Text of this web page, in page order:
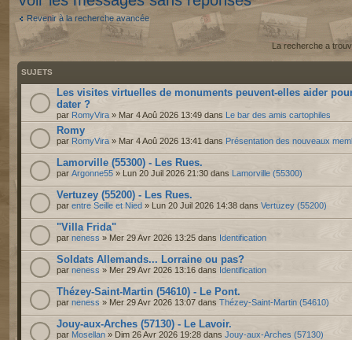
Revenir à la recherche avancée
La recherche a
SUJETS
Les visites virtuelles de monuments peuvent-elles aider
dater ?
par RomyVira » Mar 4 Aoû 2026 13:49 dans Le bar des amis cartophiles
Romy
par RomyVira » Mar 4 Aoû 2026 13:41 dans Présentation des nouveaux
Lamorville (55300) - Les Rues.
par Argonne55 » Lun 20 Juil 2026 21:30 dans Lamorville (55300)
Vertuzey (55200) - Les Rues.
par entre Seille et Nied » Lun 20 Juil 2026 14:38 dans Vertuzey (55200)
"Villa Frida"
par neness » Mer 29 Avr 2026 13:25 dans Identification
Soldats Allemands... Lorraine ou pas?
par neness » Mer 29 Avr 2026 13:16 dans Identification
Thézey-Saint-Martin (54610) - Le Pont.
par neness » Mer 29 Avr 2026 13:07 dans Thézey-Saint-Martin (54610)
Jouy-aux-Arches (57130) - Le Lavoir.
par Mosellan » Dim 26 Avr 2026 19:28 dans Jouy-aux-Arches (57130)